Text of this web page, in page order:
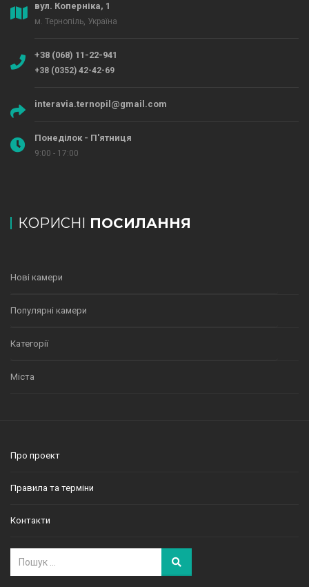
вул. Коперніка, 1
м. Тернопіль, Україна
+38 (068) 11-22-941
+38 (0352) 42-42-69
interavia.ternopil@gmail.com
Понеділок - П'ятниця
9:00 - 17:00
КОРИСНІ ПОСИЛАННЯ
Нові камери
Популярні камери
Категорії
Міста
Про проект
Правила та терміни
Контакти